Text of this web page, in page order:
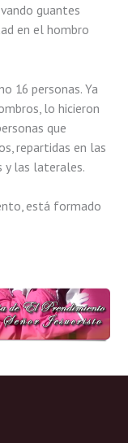
guantes
en el hombro
16 personas. Ya
lo hicieron
que
repartidas en las
y las laterales.
está formado